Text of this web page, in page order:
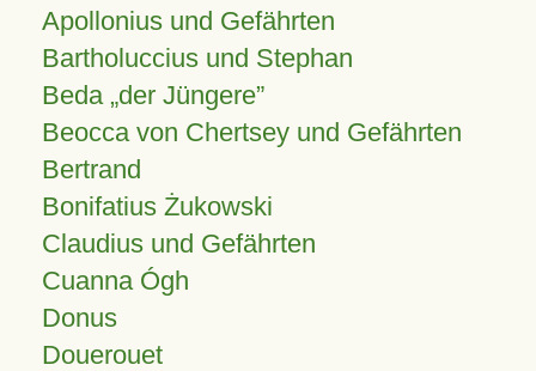
Apollonius und Gefährten
Bartholuccius und Stephan
Beda „der Jüngere”
Beocca von Chertsey und Gefährten
Bertrand
Bonifatius Żukowski
Claudius und Gefährten
Cuanna Ógh
Donus
Douerouet